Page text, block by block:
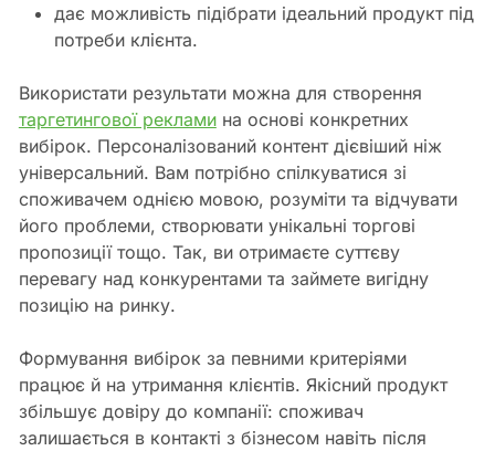
дає можливість підібрати ідеальний продукт під
потреби клієнта.
Використати результати можна для створення
таргетингової рекламина основі конкретних
вибірок. Персоналізований контент дієвіший ніж
універсальний. Вам потрібно спілкуватися зі
споживачем однією мовою, розуміти та відчувати
його проблеми, створювати унікальні торгові
пропозиції тощо. Так, ви отримаєте суттєву
перевагу над конкурентами та займете вигідну
позицію на ринку.
Формування вибірок за певними критеріями
працює й на утримання клієнтів. Якісний продукт
збільшує довіру до компанії: споживач
залишається в контакті з бізнесом навіть після